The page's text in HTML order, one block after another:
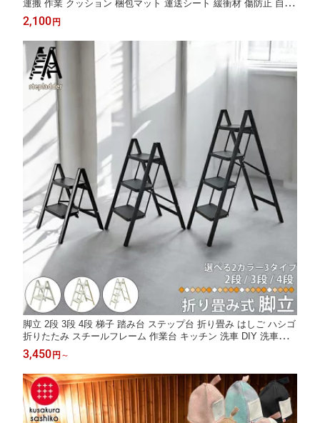
運搬 作業 クッション 梱包マット 運送シート 緩衝材 傷防止 自動
車 荷台マット トランク 保護 梱包資材 布団 毛布 内装工事 業務用
個人 DIY 引っ越し作業 家電 大型家具 運搬作業 区分100S NP-124
2,100 円
脚立 2段 3段 4段 梯子 踏み台 ステップ台 折り畳み はしご ハシゴ
折りたたみ スチールフレーム 作業台 キッチン 洗車 DIY 洗車用脚
立 スツール 耐荷重100kg 引っ越し エアコン 掃除 家庭用 業務用
仕事 作業用脚立 洗車台 安定感 剪定 おしゃれ インテリア 区分10
0S NP-125
3,450 円 ～